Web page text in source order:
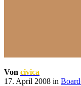
Von civica
17. April 2008 in